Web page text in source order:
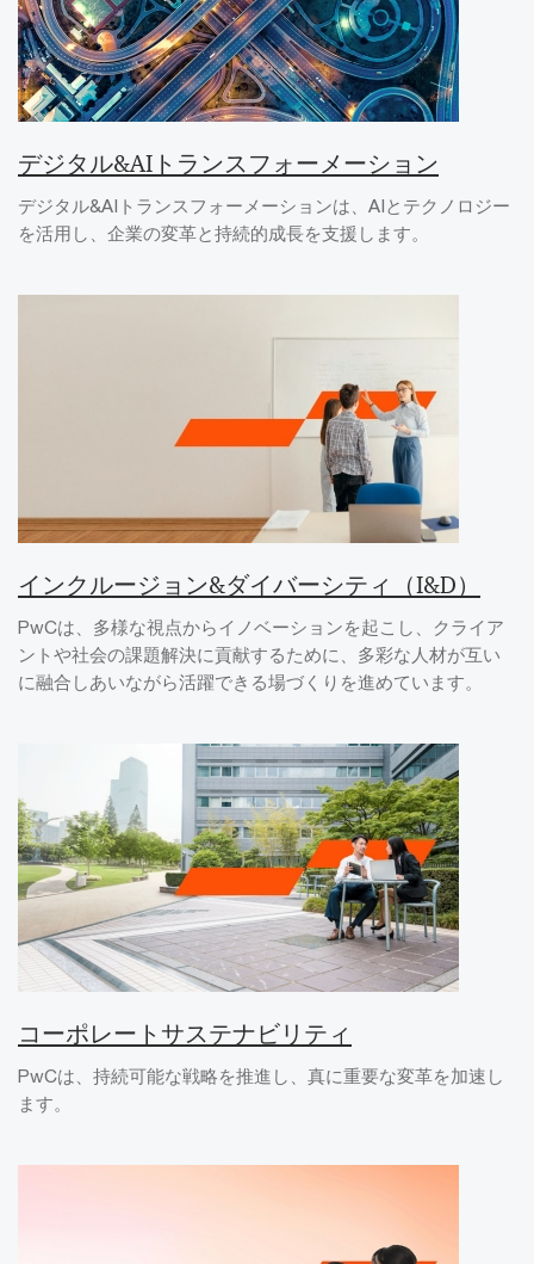
デジタル&AIトランスフォーメーション
デジタル&AIトランスフォーメーションは、AIとテクノロジー
を活用し、企業の変革と持続的成長を支援します。
インクルージョン&ダイバーシティ（I&D）
PwCは、多様な視点からイノベーションを起こし、クライア
ントや社会の課題解決に貢献するために、多彩な人材が互い
に融合しあいながら活躍できる場づくりを進めています。
コーポレートサステナビリティ
PwCは、持続可能な戦略を推進し、真に重要な変革を加速し
ます。